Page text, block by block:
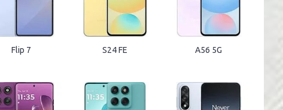
Flip 7 S24 FE A56 5G